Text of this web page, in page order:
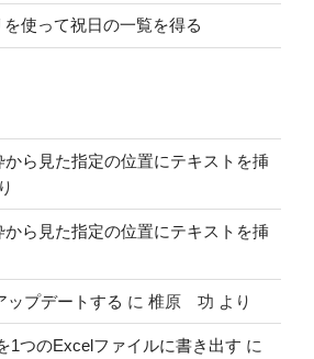
使って祝日の一覧を得る
から見た指定の位置にテキストを挿
から見た指定の位置にテキストを挿
ップデートする に 椎原 功 より
1つのExcelファイルに書き出す に